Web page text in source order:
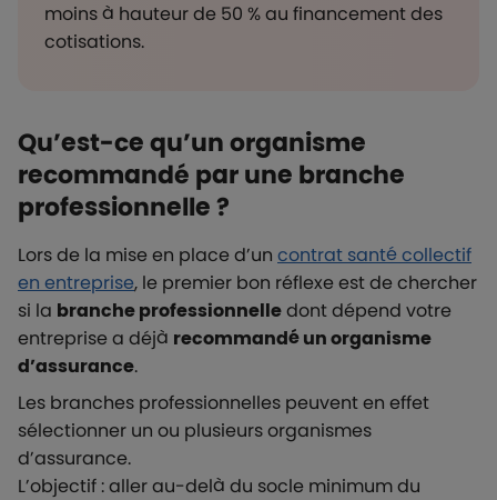
moins à hauteur de 50 % au financement des
cotisations.
Qu’est-ce qu’un organisme
recommandé par une branche
professionnelle ?
Lors de la mise en place d’un contrat santé collectif
en entreprise, le premier bon réflexe est de chercher
si la branche professionnelledont dépend votre
entreprise a déjà recommandé un organisme
d’assurance.
Les branches professionnelles peuvent en effet
sélectionner un ou plusieurs organismes
d’assurance.
L’objectif : aller au-delà du socle minimum du